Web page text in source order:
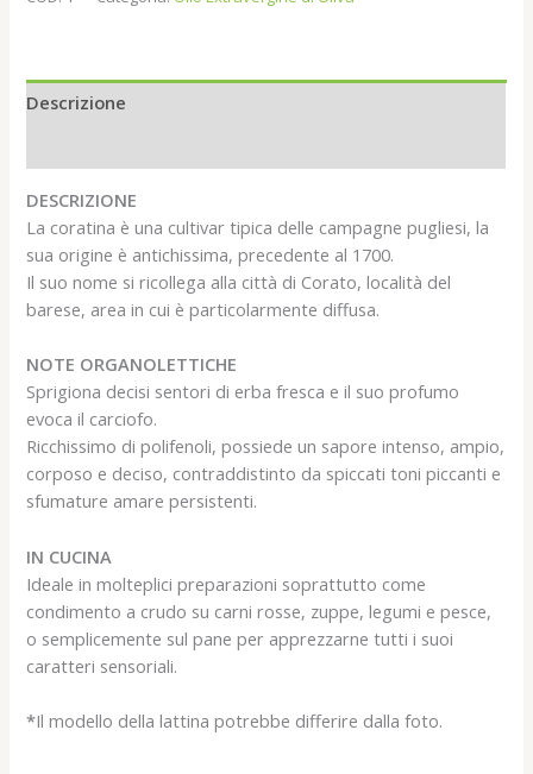
Descrizione
DESCRIZIONE
La coratina è una cultivar tipica delle campagne pugliesi, la
sua origine è antichissima, precedente al 1700.
Il suo nome si ricollega alla città di Corato, località del
barese, area in cui è particolarmente diffusa.
NOTE ORGANOLETTICHE
Sprigiona decisi sentori di erba fresca e il suo profumo
evoca il carciofo.
Ricchissimo di polifenoli, possiede un sapore intenso, ampio,
corposo e deciso, contraddistinto da spiccati toni piccanti e
sfumature amare persistenti.
IN CUCINA
Ideale in molteplici preparazioni soprattutto come
condimento a crudo su carni rosse, zuppe, legumi e pesce,
o semplicemente sul pane per apprezzarne tutti i suoi
caratteri sensoriali.
*Il modello della lattina potrebbe differire dalla foto.